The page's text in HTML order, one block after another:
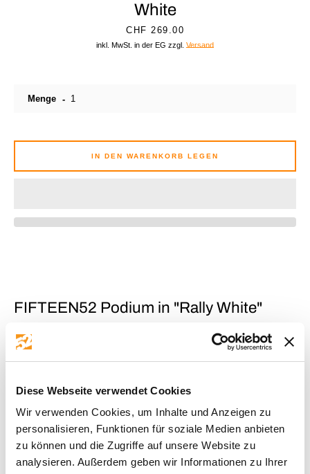
Diese Webseite verwendet Cookies
Wir verwenden Cookies, um Inhalte und Anzeigen zu
personalisieren, Funktionen für soziale Medien anbieten
zu können und die Zugriffe auf unsere Website zu
analysieren. Außerdem geben wir Informationen zu Ihrer
SUCHEN
White
Preis
CHF 269.00
inkl. MwSt. in der EG zzgl. Versand
FIFTEEN52 Podium in "Rally White"
Mittenloch: 73,1 mm
Radlast: 720 kg
Menge
IN DEN WARENKORB LEGEN